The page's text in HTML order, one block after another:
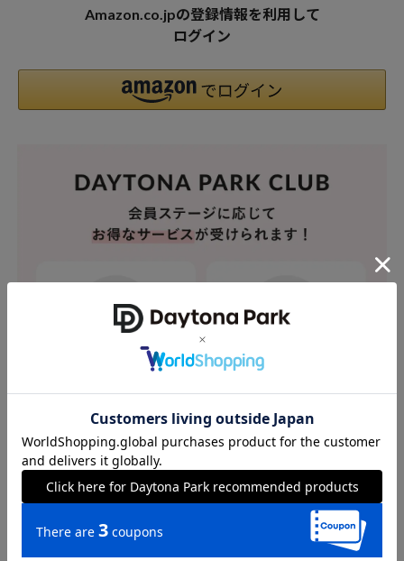
Amazon.co.jpの登録情報を利用して
ログイン